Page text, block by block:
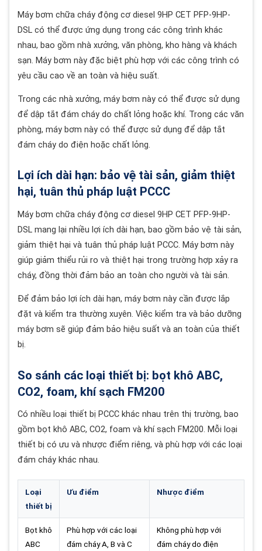
Máy bơm chữa cháy động cơ diesel 9HP CET PFP-9HP-
DSL có thể được ứng dụng trong các công trình khác
nhau, bao gồm nhà xưởng, văn phòng, kho hàng và khách
sạn. Máy bơm này đặc biệt phù hợp với các công trình có
yêu cầu cao về an toàn và hiệu suất.
Trong các nhà xưởng, máy bơm này có thể được sử dụng
để dập tắt đám cháy do chất lỏng hoặc khí. Trong các văn
phòng, máy bơm này có thể được sử dụng để dập tắt
đám cháy do điện hoặc chất lỏng.
Lợi ích dài hạn: bảo vệ tài sản, giảm thiệt
hại, tuân thủ pháp luật PCCC
Máy bơm chữa cháy động cơ diesel 9HP CET PFP-9HP-
DSL mang lại nhiều lợi ích dài hạn, bao gồm bảo vệ tài sản,
giảm thiệt hại và tuân thủ pháp luật PCCC. Máy bơm này
giúp giảm thiểu rủi ro và thiệt hại trong trường hợp xảy ra
cháy, đồng thời đảm bảo an toàn cho người và tài sản.
Để đảm bảo lợi ích dài hạn, máy bơm này cần được lắp
đặt và kiểm tra thường xuyên. Việc kiểm tra và bảo dưỡng
máy bơm sẽ giúp đảm bảo hiệu suất và an toàn của thiết
bị.
So sánh các loại thiết bị: bọt khô ABC,
CO2, foam, khí sạch FM200
Có nhiều loại thiết bị PCCC khác nhau trên thị trường, bao
gồm bọt khô ABC, CO2, foam và khí sạch FM200. Mỗi loại
thiết bị có ưu và nhược điểm riêng, và phù hợp với các loại
đám cháy khác nhau.
Loại
thiết bị
Ưu điểm Nhược điểm
Bọt khô
ABC
Phù hợp với các loại
đám cháy A, B và C
Không phù hợp với
đám cháy do điện